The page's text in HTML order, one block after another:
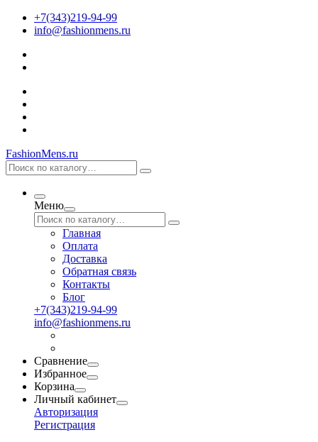
+7(343)219-94-99
info@fashionmens.ru
FashionMens.ru
Меню
Главная
Оплата
Доставка
Обратная связь
Контакты
Блог
+7(343)219-94-99
info@fashionmens.ru
Сравнение
Избранное
Корзина
Личный кабинет
Авторизация
Регистрация